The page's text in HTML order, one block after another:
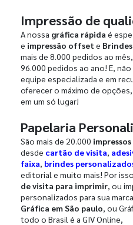
Impressão de
A nossa gráfica rápida é
e impressão offset e
mais de 8.000 pedidos ao
96.000 pedidos ao ano! E,
equipe especializada e em
oferecer o máximo de
em um só lugar!
Papelaria
São mais de 20.000
desde cartão de visita,
faixa, brindes
editorial e muito mais! Por
de visita para imprimir, ou
personalizados para sua
Gráfica em São paulo, ou
todo o Brasil é a GIV Online,